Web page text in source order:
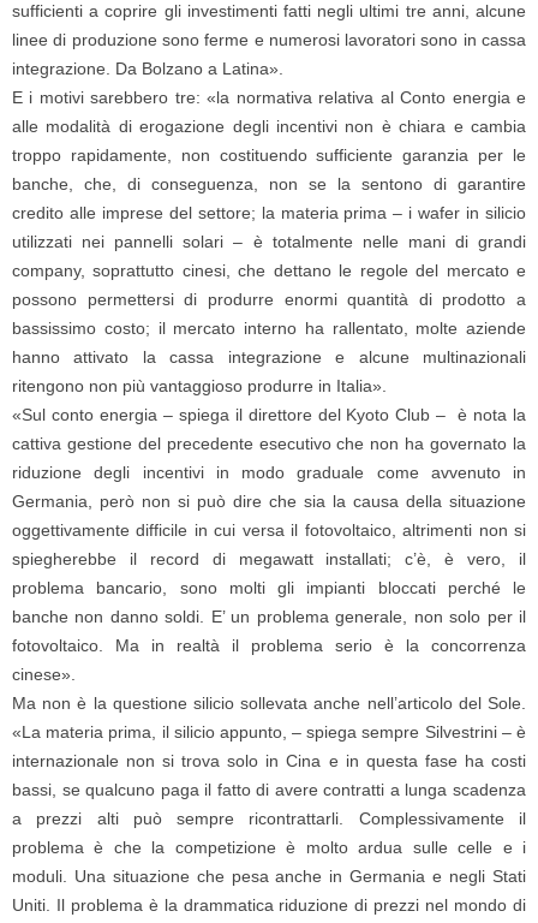
sufficienti a coprire gli investimenti fatti negli ultimi tre anni, alcune
linee di produzione sono ferme e numerosi lavoratori sono in cassa
integrazione. Da Bolzano a Latina».
E i motivi sarebbero tre: «la normativa relativa al Conto energia e
alle modalità di erogazione degli incentivi non è chiara e cambia
troppo rapidamente, non costituendo sufficiente garanzia per le
banche, che, di conseguenza, non se la sentono di garantire
credito alle imprese del settore; la materia prima – i wafer in silicio
utilizzati nei pannelli solari – è totalmente nelle mani di grandi
company, soprattutto cinesi, che dettano le regole del mercato e
possono permettersi di produrre enormi quantità di prodotto a
bassissimo costo; il mercato interno ha rallentato, molte aziende
hanno attivato la cassa integrazione e alcune multinazionali
ritengono non più vantaggioso produrre in Italia».
«Sul conto energia – spiega il direttore del Kyoto Club – è nota la
cattiva gestione del precedente esecutivo che non ha governato la
riduzione degli incentivi in modo graduale come avvenuto in
Germania, però non si può dire che sia la causa della situazione
oggettivamente difficile in cui versa il fotovoltaico, altrimenti non si
spiegherebbe il record di megawatt installati; c’è, è vero, il
problema bancario, sono molti gli impianti bloccati perché le
banche non danno soldi. E’ un problema generale, non solo per il
fotovoltaico. Ma in realtà il problema serio è la concorrenza
cinese».
Ma non è la questione silicio sollevata anche nell’articolo del Sole.
«La materia prima, il silicio appunto, – spiega sempre Silvestrini – è
internazionale non si trova solo in Cina e in questa fase ha costi
bassi, se qualcuno paga il fatto di avere contratti a lunga scadenza
a prezzi alti può sempre ricontrattarli. Complessivamente il
problema è che la competizione è molto ardua sulle celle e i
moduli. Una situazione che pesa anche in Germania e negli Stati
Uniti. Il problema è la drammatica riduzione di prezzi nel mondo di